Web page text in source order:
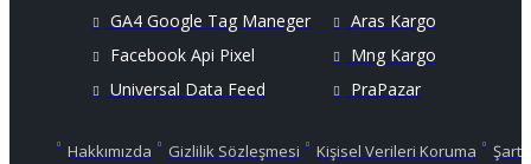
GA4 Google Tag Maneger
Facebook Api Pixel
Universal Data Feed
Aras Kargo
Mng Kargo
PraPazar
Hakkımızda Gizlilik Sözleşmesi Kişisel Verileri Koruma